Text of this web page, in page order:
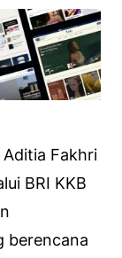
Fakhri
BRI KKB
berencana